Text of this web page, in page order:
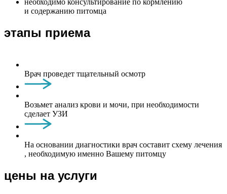
и содержанию питомца
этапы приема
Врач проведет тщательный осмотр
Возьмет анализ крови и мочи, при необходимости
сделает УЗИ
На основании диагностики врач составит схему лечения
, необходимую именно Вашему питомцу
цены на услуги